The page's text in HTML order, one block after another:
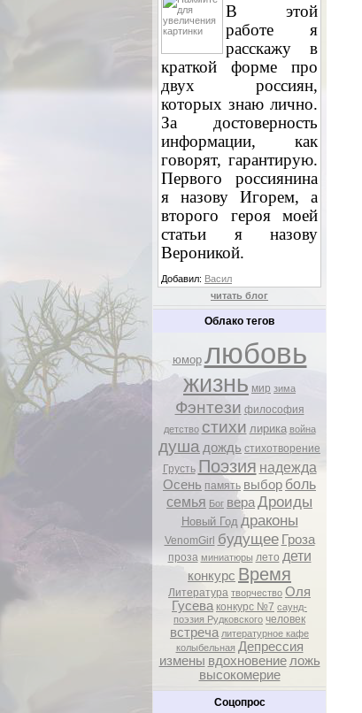
В этой
работе я
расскажу в
краткой форме про
двух россиян,
которых знаю лично.
За достоверность
информации, как
говорят, гарантирую.
Первого россиянина
я назову Игорем, а
второго героя моей
статьи я назову
Вероникой.
Добавил: Васил
читать блог
Облако тегов
юмор любовь
жизнь мир зима
Фэнтези философия
детство стихи лирика война
душа дождь стихотворение
Грусть Поэзия надежда
Осень память выбор боль
семья Бог вераДроиды
Новый Год драконы
VenomGirl будущее Гроза
проза миниатюры лето дети
конкурс Время
Литература творчество Оля
Гусева конкурс №7 саунд-
поэзия Рудковского человек
встреча литературное кафе
колыбельная Депрессия
измены вдохновение ложь
высокомерие
Соцопрос